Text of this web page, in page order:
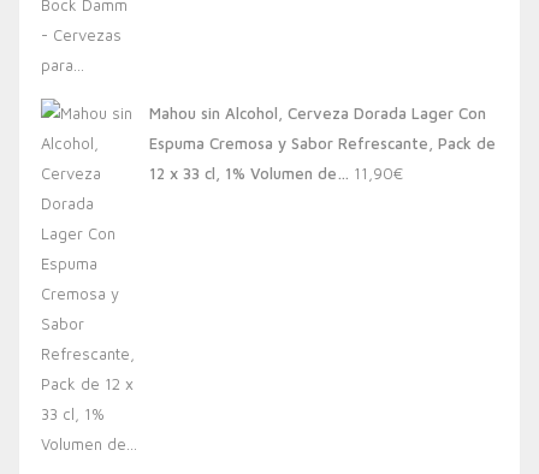
Mahou sin Alcohol, Cerveza Dorada Lager Con
Espuma Cremosa y Sabor Refrescante, Pack de
12 x 33 cl, 1% Volumen de… 11,90€